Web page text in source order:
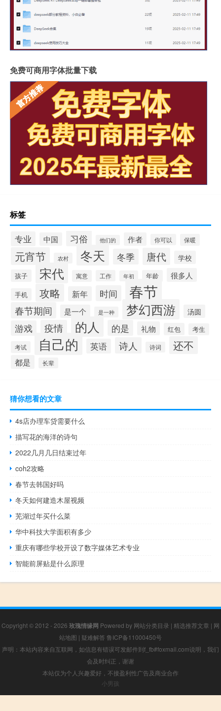
免费可商用字体批量下载
标签
专业 中国 习俗 他们的 作者 你可以 保暖
元宵节 农村 冬天 冬季 唐代 学校
孩子 宋代 寓意 工作 年初 年龄 很多人
手机 攻略 新年 时间 春节
春节期间 是一个 是一种 梦幻西游 汤圆
游戏 疫情 的人 的是 礼物 红包
考生
考试
自己的 英语 诗人 诗词 还不
都是 长辈
猜你想看的文章
4s店办理车贷需要什么
描写花的海洋的诗句
2022几月几日结束过年
coh2攻略
春节去韩国好吗
冬天如何建造木屋视频
芜湖过年买什么菜
华中科技大学面积有多少
重庆有哪些学校开设了数字媒体艺术专业
智能前屏贴是什么原理
Copyright © 2012 - 2026 玫瑰情缘网 Powered by 网站分类目录 | 精选推荐文章 | 网
站地图 | 疑难解答 鲁ICP备11000450号
声明：本站内容来自互联网，如信息有错误可发邮件到f_fb#foxmail.com说明，我们
会及时纠正，谢谢
本站仅为个人兴趣爱好，不接盈利性广告及商业合作
小男孩